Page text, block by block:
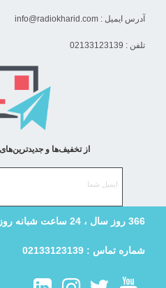
آدرس ایمیل : info@radiokharid.com
تلفن : 02133123139
366 روز سال ، 24
شماره تماس : 02133123139
از تخفیف‌ها و